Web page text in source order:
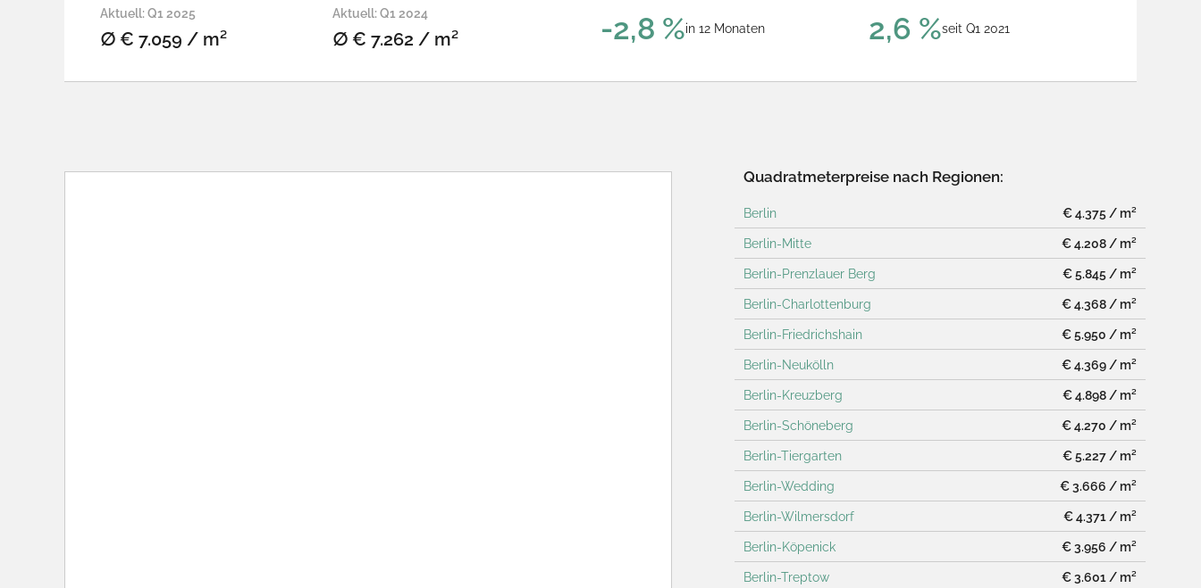
Aktuell: Q1 2025
∅ € 7.059 / m²
Aktuell: Q1 2024
∅ € 7.262 / m² -2,8 %in 12 Monaten 2,6 %seit Q1 2021
Quadratmeterpreise nach Regionen:
Berlin € 4.375 / m²
Berlin-Mitte € 4.208 / m²
Berlin-Prenzlauer Berg € 5.845 / m²
Berlin-Charlottenburg € 4.368 / m²
Berlin-Friedrichshain € 5.950 / m²
Berlin-Neukölln € 4.369 / m²
Berlin-Kreuzberg € 4.898 / m²
Berlin-Schöneberg € 4.270 / m²
Berlin-Tiergarten € 5.227 / m²
Berlin-Wedding € 3.666 / m²
Berlin-Wilmersdorf € 4.371 / m²
Berlin-Köpenick € 3.956 / m²
Berlin-Treptow € 3.601 / m²